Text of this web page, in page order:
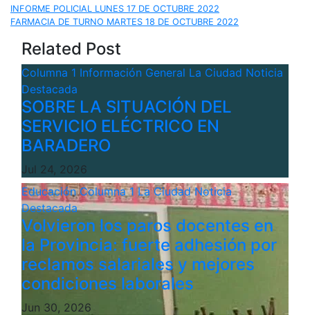
Navegación
de
entradas
INFORME POLICIAL LUNES 17 DE OCTUBRE 2022
FARMACIA DE TURNO MARTES 18 DE OCTUBRE 2022
Related Post
Columna 1 Información General La Ciudad Noticia
Destacada
SOBRE LA SITUACIÓN DEL
SERVICIO ELÉCTRICO EN
BARADERO
Jul 24, 2026
EducaciónColumna 1 La CiudadNoticia
Destacada
Volvieron los paros docentes en
la Provincia: fuerte adhesión por
reclamos salariales y mejores
condiciones laborales
Jun 30, 2026